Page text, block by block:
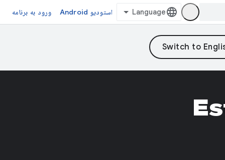
استودیو Android ورود به برنامه